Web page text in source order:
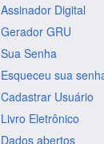
Assinador Digital
Gerador GRU
Sua Senha
Esqueceu sua
Cadastrar Usuário
Livro Eletrônico
Dados abertos